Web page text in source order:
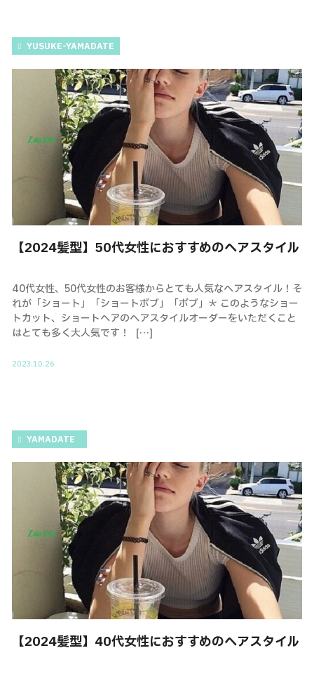
YUSUKE-YAMADATE
【2024髪型】50代女性におすすめのヘアスタイル
40代女性、50代女性のお客様からとても人気なヘアスタイル！そ
れが「ショート」「ショートボブ」「ボブ」＊ このようなショー
トカット、ショートヘアのヘアスタイルオーダーをいただくこと
はとても多く大人気です！ […]
2023.10.26
YAMADATE
【2024髪型】40代女性におすすめのヘアスタイル